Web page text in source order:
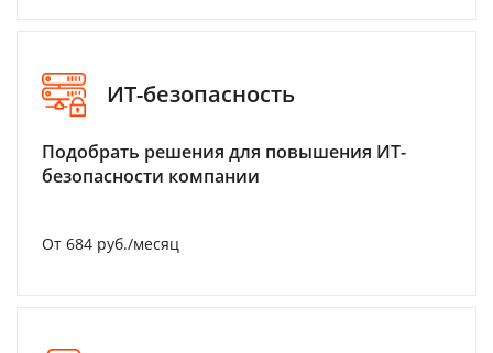
ИТ-безопасность
Подобрать решения для повышения ИТ-
безопасности компании
От 684 руб./месяц